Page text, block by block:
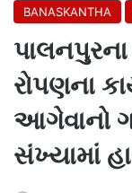
BANASKANTHA
પાલનપુરના
રોપણના
આગેવાનો
સંખ્યામાં